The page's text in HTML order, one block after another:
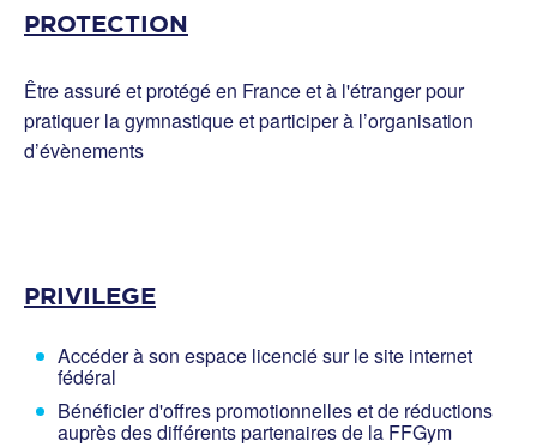
PROTECTION
Être assuré et protégé en France et à l'étranger pour
pratiquer la gymnastique et participer à l’organisation
d’évènements
PRIVILEGE
Accéder à son espace licencié sur le site internet
fédéral
Bénéficier d'offres promotionnelles et de réductions
auprès des différents partenaires de la FFGym